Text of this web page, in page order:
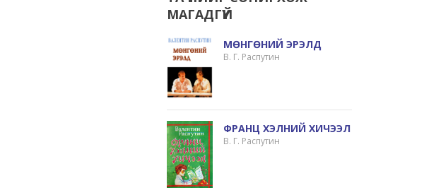
МАГАДГҮЙ
МӨНГӨНИЙ ЭРЭЛД
В. Г. Распутин
ФРАНЦ ХЭЛНИЙ ХИЧЭЭЛ
В. Г. Распутин